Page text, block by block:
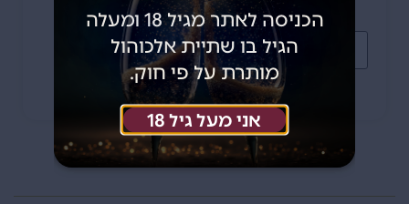
הוספה לסל
הכניסה לאתר מגיל 18 ומעלה
הגיל בו שתיית אלכוהול
מותרת על פי חוק.
אני מעל גיל 18